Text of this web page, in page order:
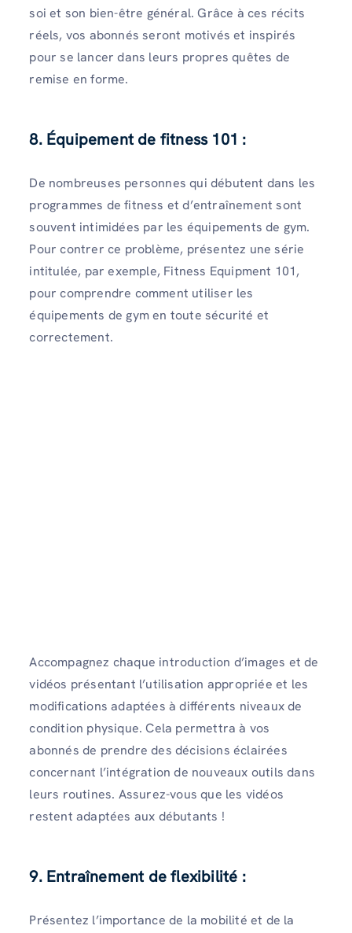
soi et son bien-être général. Grâce à ces récits
réels, vos abonnés seront motivés et inspirés
pour se lancer dans leurs propres quêtes de
remise en forme.
8. Équipement de fitness 101 :
De nombreuses personnes qui débutent dans les
programmes de fitness et d’entraînement sont
souvent intimidées par les équipements de gym.
Pour contrer ce problème, présentez une série
intitulée, par exemple, Fitness Equipment 101,
pour comprendre comment utiliser les
équipements de gym en toute sécurité et
correctement.
Accompagnez chaque introduction d’images et de
vidéos présentant l’utilisation appropriée et les
modifications adaptées à différents niveaux de
condition physique. Cela permettra à vos
abonnés de prendre des décisions éclairées
concernant l’intégration de nouveaux outils dans
leurs routines. Assurez-vous que les vidéos
restent adaptées aux débutants !
9. Entraînement de flexibilité :
Présentez l’importance de la mobilité et de la